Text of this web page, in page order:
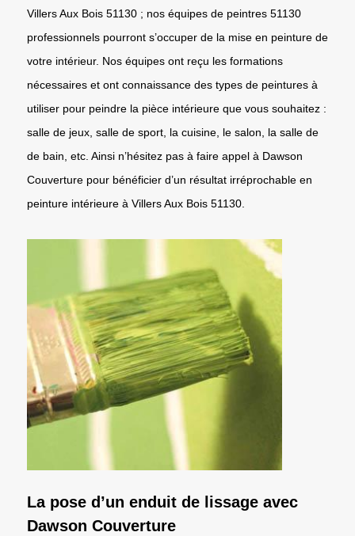
Villers Aux Bois 51130 ; nos équipes de peintres 51130
professionnels pourront s’occuper de la mise en peinture de
votre intérieur. Nos équipes ont reçu les formations
nécessaires et ont connaissance des types de peintures à
utiliser pour peindre la pièce intérieure que vous souhaitez :
salle de jeux, salle de sport, la cuisine, le salon, la salle de
de bain, etc. Ainsi n’hésitez pas à faire appel à Dawson
Couverture pour bénéficier d’un résultat irréprochable en
peinture intérieure à Villers Aux Bois 51130.
La pose d’un enduit de lissage avec
Dawson Couverture